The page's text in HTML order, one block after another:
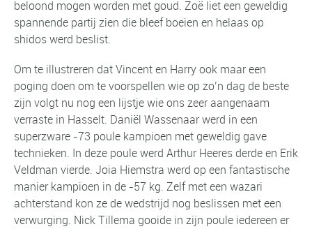
beloond mogen worden met goud. Zoë liet een geweldig
spannende partij zien die bleef boeien en helaas op
shidos werd beslist.
Om te illustreren dat Vincent en Harry ook maar een
poging doen om te voorspellen wie op zo’n dag de beste
zijn volgt nu nog een lijstje wie ons zeer aangenaam
verraste in Hasselt. Daniël Wassenaar werd in een
superzware -73 poule kampioen met geweldig gave
technieken. In deze poule werd Arthur Heeres derde en Erik
Veldman vierde. Joia Hiemstra werd op een fantastische
manier kampioen in de -57 kg. Zelf met een wazari
achterstand kon ze de wedstrijd nog beslissen met een
verwurging. Nick Tillema gooide in zijn poule iedereen er